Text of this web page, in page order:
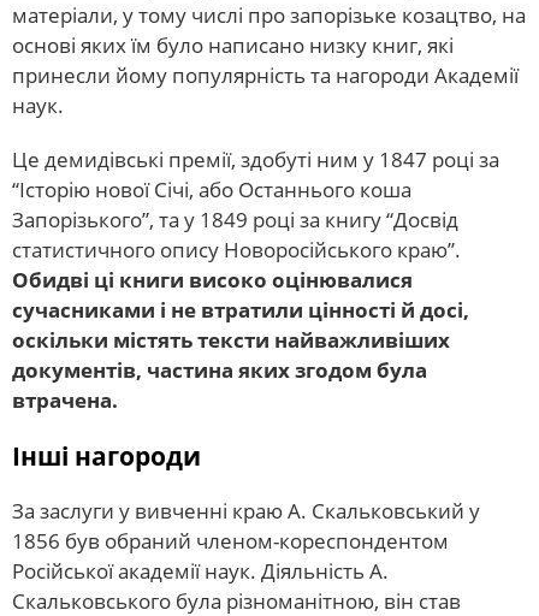
матеріали, у тому числі про запорізьке козацтво, на
основі яких їм було написано низку книг, які
принесли йому популярність та нагороди Академії
наук.
Це демидівські премії, здобуті ним у 1847 році за
“Історію нової Січі, або Останнього коша
Запорізького”, та у 1849 році за книгу “Досвід
статистичного опису Новоросійського краю”.
Обидві ці книги високо оцінювалися
сучасниками і не втратили цінності й досі,
оскільки містять тексти найважливіших
документів, частина яких згодом була
втрачена.
Інші нагороди
За заслуги у вивченні краю А. Скальковський у
1856 був обраний членом-кореспондентом
Російської академії наук. Діяльність А.
Скальковського була різноманітною, він став